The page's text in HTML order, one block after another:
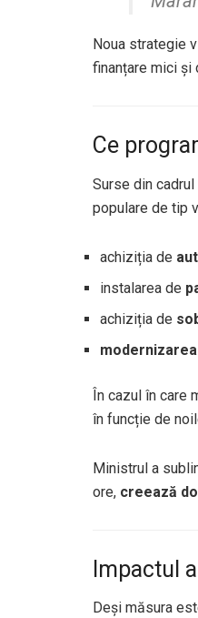
Noua strategie
finanțare mici și
Ce
Surse din
populare de tip
achiziția de
instalarea de
achiziția de
În cazul în care
în funcție de
Ministrul a
ore, creează
Impactul
Deși măsura